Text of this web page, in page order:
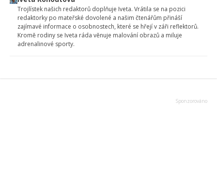
Trojlístek našich redaktorů doplňuje Iveta. Vrátila se na pozici
redaktorky po mateřské dovolené a našim čtenářům přináší
zajímavé informace o osobnostech, které se hřejí v záři reflektorů.
Kromě rodiny se Iveta ráda věnuje malování obrazů a miluje
adrenalinové sporty.